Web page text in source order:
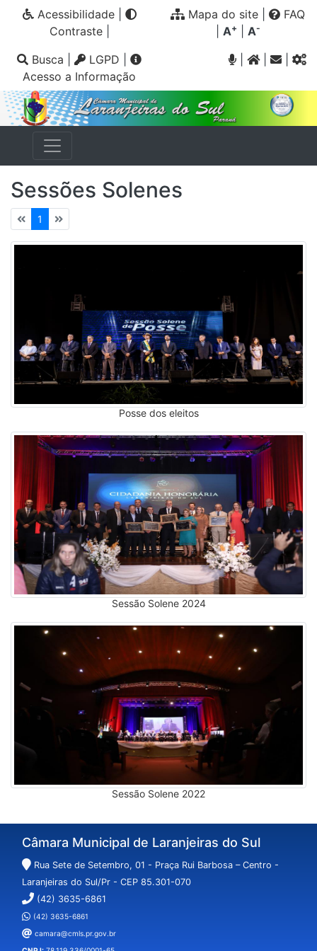
Acessibilidade|
Contraste|
Mapa do site
FAQ
A+ A-
Busca LGPD
Acesso a Informação
|
Sessões Solenes
1
Posse dos eleitos
Sessão Solene 2024
Sessão Solene 2022
Câmara Municipal de Laranjeiras do Sul
Rua Sete de Setembro, 01 - Praça Rui Barbosa – Centro -
Laranjeiras do Sul/Pr - CEP 85.301-070
(42) 3635-6861
(42) 3635-6861
camara@cmls.pr.gov.br